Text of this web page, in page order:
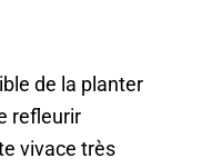
de la planter
refleurir
vivace très